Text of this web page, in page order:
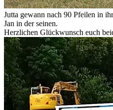
Jutta gewann nach 90 Pfeilen in
Jan in der seinen.
Herzlichen Glückwunsch euch